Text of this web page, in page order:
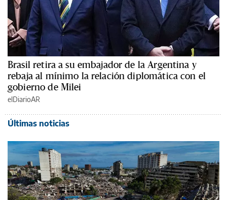
Brasil retira a su embajador de la Argentina y
rebaja al mínimo la relación diplomática con el
gobierno de Milei
elDiarioAR
Últimas noticias